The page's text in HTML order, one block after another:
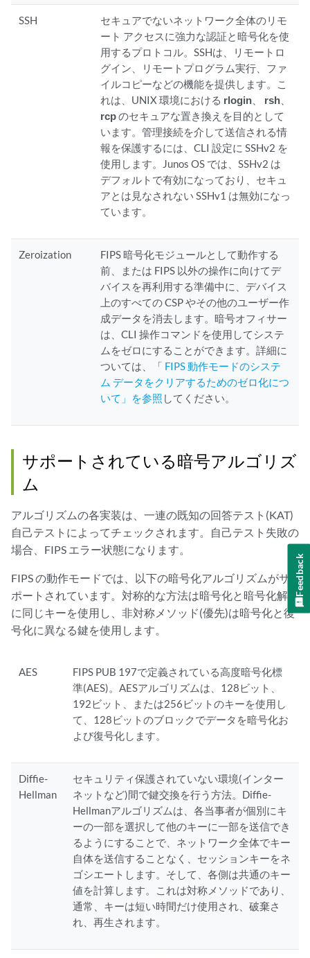
SSH
セキュアでないネットワーク全体のリモ
ート アクセスに強力な認証と暗号化を使
用するプロトコル。SSHは、リモートロ
グイン、リモートプログラム実行、ファ
イルコピーなどの機能を提供します。こ
れは、UNIX 環境における rlogin rsh
rcpのセキュアな置き換えを目的として
います。管理接続を介して送信される情
報を保護するには、CLI 設定に SSHv2 を
使用します。Junos OS では、SSHv2 は
デフォルトで有効になっており、セキュ
アとは見なされない SSHv1 は無効になっ
ています。
Zeroization
FIPS 暗号化モジュールとして動作する
前、または FIPS 以外の操作に向けてデ
バイスを再利用する準備中に、デバイス
上のすべての CSP やその他のユーザー作
成データを消去します。暗号オフィサー
は、CLI 操作コマンドを使用してシステ
ムをゼロにすることができます。詳細に
ついては、「 FIPS 動作モードのシステ
ム データをクリアするためのゼロ化につ
いて」を参照 してください。
サポートされている暗号アルゴリズ
ム
アルゴリズムの各実装は、一連の既知の回答テスト(KAT)
自己テストによってチェックされます。自己テスト失敗の
場合、FIPS エラー状態になります。
FIPS の動作モードでは、以下の暗号化アルゴリズムがサ
ポートされています。対称的な方法は暗号化と暗号化解除
に同じキーを使用し、非対称メソッド(優先)は暗号化と復
号化に異なる鍵を使用します。
AES
FIPS PUB 197で定義されている高度暗号化標
準(AES)。AESアルゴリズムは、128ビット、
192ビット、または256ビットのキーを使用し
て、128ビットのブロックでデータを暗号化お
よび復号化します。
Diffie-
Hellman
セキュリティ保護されていない環境(インター
ネットなど)間で鍵交換を行う方法。Diffie-
Hellmanアルゴリズムは、各当事者が個別にキ
ーの一部を選択して他のキーに一部を送信でき
るようにすることで、ネットワーク全体でキー
自体を送信することなく、セッションキーをネ
ゴシエートします。そして、各側は共通のキー
値を計算します。これは対称メソッドであり、
通常、キーは短い時間だけ使用され、破棄さ
れ、再生されます。
Feedback